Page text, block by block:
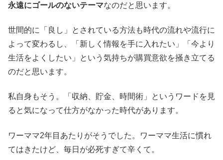
永遠にゴールのないテーマなのだと思います。
世間的に「良し」とされている方法も時代の流れや流行に
よって変わるし、「新しく情報を手に入れたい」「今より
生活をよくしたい」という気持ちが購買意欲を掻き立てる
のだと思います。
私自身もそう。「収納、貯金、時間術」というワードを見
ると気になって仕方がなかった時代があります。
ワーママ2年目あたりがそうでした。ワーママ生活に慣れ
てはきたけど、毎日が必死すぎて辛くて。